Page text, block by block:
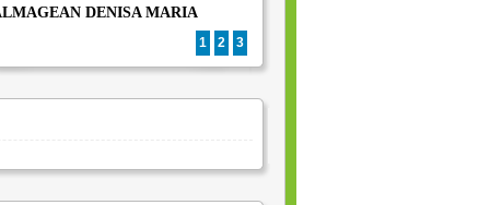
DENISA MARIA
1 2 3